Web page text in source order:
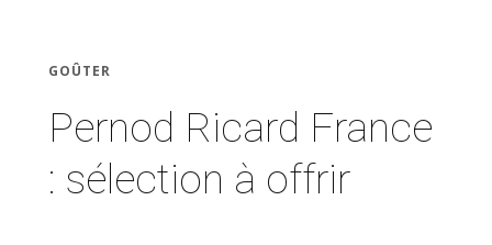
GOÛTER
Pernod Ricard France
: sélection à offrir